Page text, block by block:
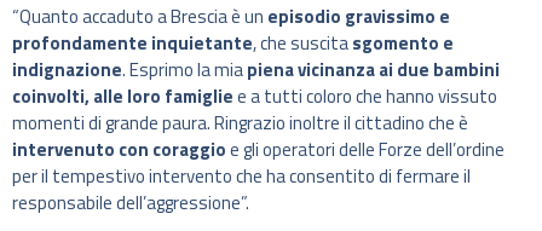
“Quanto accaduto a Brescia è un episodio gravissimo e
profondamente inquietante, che suscitasgomento e
indignazione. Esprimo la miapiena vicinanza ai due bambini
coinvolti, alle loro famigliee a tutti coloro che hanno vissuto
momenti di grande paura. Ringrazio inoltre il cittadino che è
intervenuto con coraggioe gli operatori delle Forze dell’ordine
per il tempestivo intervento che ha consentito di fermare il
responsabile dell’aggressione”.